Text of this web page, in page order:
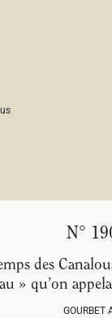
N°
des
» qu’on
GOURBET